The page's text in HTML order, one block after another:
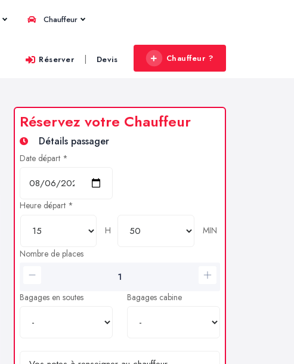
Chauffeur
Réserver | Devis Chauffeur ?
Réservez votre Chauffeur
Détails passager
Date départ *
Heure départ *
H
MIN
Nombre de places
Bagages en soutes Bagages cabine